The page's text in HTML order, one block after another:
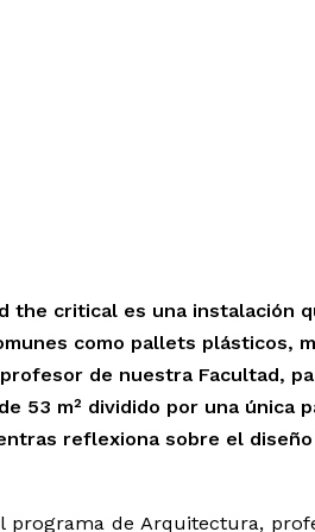
the critical es una instalación
como pallets plásticos,
de nuestra Facultad,
53 m² dividido por una única
reflexiona sobre el
programa de Arquitectura,